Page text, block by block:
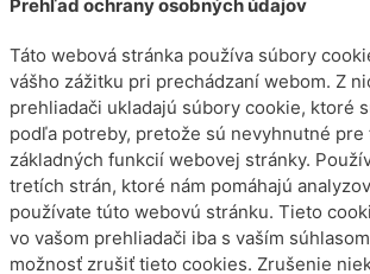
Prehľad ochrany osobných údajov
Táto webová stránka používa súbory
vášho zážitku pri prechádzaní webom. Z
prehliadači ukladajú súbory cookie, ktoré
podľa potreby, pretože sú nevyhnutné pre
základných funkcií webovej stránky.
tretích strán, ktoré nám pomáhajú
používate túto webovú stránku. Tieto
vo vašom prehliadači iba s vaším
možnosť zrušiť tieto cookies. Zrušenie